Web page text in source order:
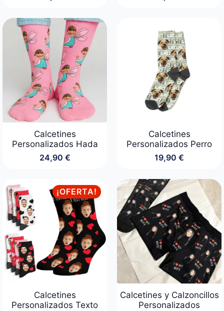
Calcetines
Personalizados Hada
24,90 €
Calcetines
Personalizados Perro
19,90 €
¡OFERTA!
Calcetines
Personalizados Texto
Calcetines y Calzoncillos
Personalizados